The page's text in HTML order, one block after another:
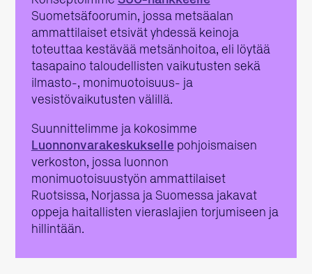
Suometsäfoorumin, jossa metsäalan
ammattilaiset etsivät yhdessä keinoja
toteuttaa kestävää metsänhoitoa, eli löytää
tasapaino taloudellisten vaikutusten sekä
ilmasto-, monimuotoisuus- ja
vesistövaikutusten välillä.
Suunnittelimme ja kokosimme
Luonnonvarakeskukselle pohjoismaisen
verkoston, jossa luonnon
monimuotoisuustyön ammattilaiset
Ruotsissa, Norjassa ja Suomessa jakavat
oppeja haitallisten vieraslajien torjumiseen ja
hillintään.